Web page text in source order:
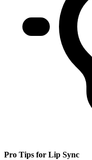
Pro Tips for Lip Sync